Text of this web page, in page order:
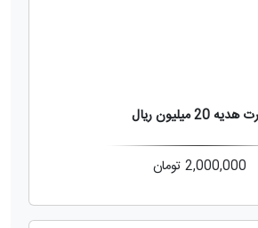
20 میلیون ریال
2,000,000 تومان